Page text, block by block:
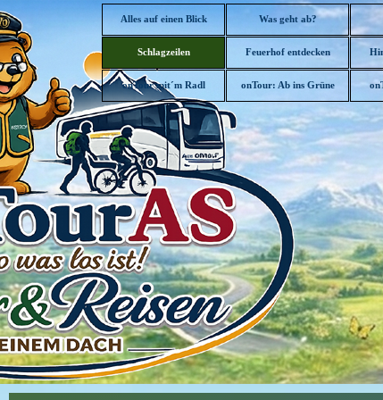
Direkt zum Seiteninhalt
Alles auf einen Blick Was geht ab?
Schlagzeilen ▼
Feuerhof entdecken
onTour mit´m Radl onTour: Ab ins Grüne